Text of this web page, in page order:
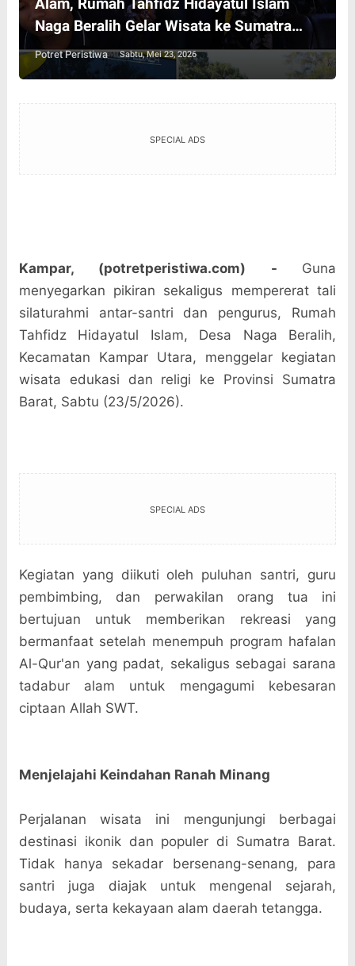
Naga Beralih Gelar Wisata ke Sumatra
Barat
Potret Peristiwa Sabtu, Mei 23, 2026
SPECIAL ADS
Kampar, (potretperistiwa.com) - Guna
menyegarkan pikiran sekaligus mempererat tali
silaturahmi antar-santri dan pengurus, Rumah
Tahfidz Hidayatul Islam, Desa Naga Beralih,
Kecamatan Kampar Utara, menggelar kegiatan
wisata edukasi dan religi ke Provinsi Sumatra
Barat, Sabtu (23/5/2026).
SPECIAL ADS
Kegiatan yang diikuti oleh puluhan santri, guru
pembimbing, dan perwakilan orang tua ini
bertujuan untuk memberikan rekreasi yang
bermanfaat setelah menempuh program hafalan
Al-Qur'an yang padat, sekaligus sebagai sarana
tadabur alam untuk mengagumi kebesaran
ciptaan Allah SWT.
Menjelajahi Keindahan Ranah Minang
Perjalanan wisata ini mengunjungi berbagai
destinasi ikonik dan populer di Sumatra Barat.
Tidak hanya sekadar bersenang-senang, para
santri juga diajak untuk mengenal sejarah,
budaya, serta kekayaan alam daerah tetangga.